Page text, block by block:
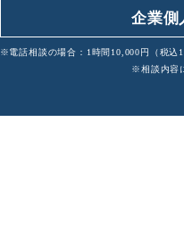
企業側
※電話相談の場合：1時間10,000円（税込
※相談内容